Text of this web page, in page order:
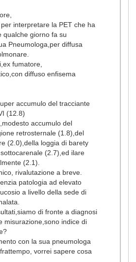
interpretare la PET che ha
qualche giorno fa su
Pneumologa,per diffusa
fumatore,
diffuso enfisema
accumulo del tracciante
(12.8)
accumulo del
retrosternale (1.8),del
(2.0),della loggia di barety
(2.7),ed ilare
(2.1).
rivalutazione a breve.
patologia ad elevato
a livello della sede di
di fronte a diagnosi
misurazione,sono indice di
con la sua pneumologa
vorrei sapere cosa